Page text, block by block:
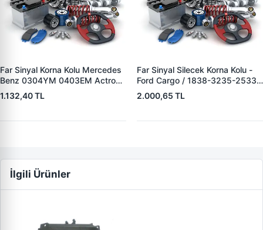
Far Sinyal Korna Kolu Mercedes
Benz 0304YM 0403EM Actros
1991-1998 | YASID 18808681 |
OEM 201681
1.132,40 TL
Far Sinyal Silecek Korna Kolu -
Ford Cargo / 1838-3235-2533-
4142-1848 | YASID 18802654 |
OEM BC45 11K661 AD BC45
2.000,65 TL
İlgili Ürünler